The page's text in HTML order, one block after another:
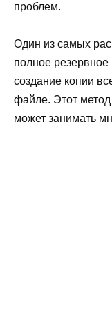
проблем.
Один из самых
полное
создание копии
файле. Этот метод
может занимать